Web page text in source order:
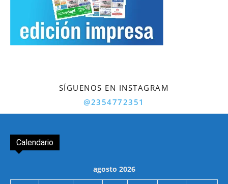
SÍGUENOS EN INSTAGRAM
@2354772351
Calendario
agosto 2026